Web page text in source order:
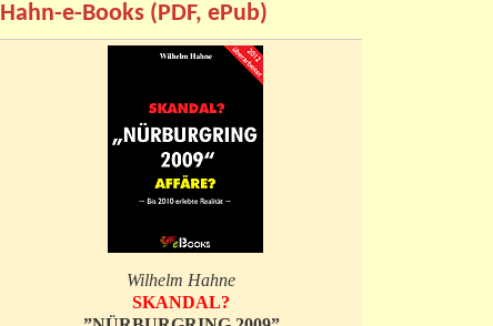
Hahn-e-Books (PDF, ePub)
Wilhelm Hahne
SKANDAL?